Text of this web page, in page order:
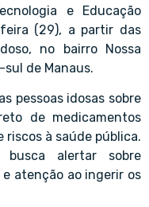
e Educação
(29), a partir das
no bairro Nossa
de Manaus.
pessoas idosas sobre
de medicamentos
à saúde pública.
alertar sobre
atenção ao ingerir os